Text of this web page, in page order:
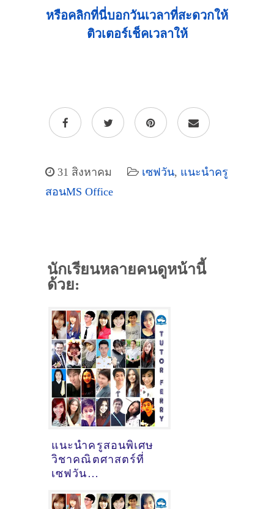
หรือคลิกที่นี่บอกวันเวลาที่สะดวกให้
ติวเตอร์เช็คเวลาให้
31 สิงหาคม เซฟวัน, แนะนำครู
สอนMS Office
นักเรียนหลายคนดูหน้านี้
ด้วย:
แนะนำครูสอนพิเศษ
วิชาคณิตศาสตร์ที่
เซฟวัน
09-2021]